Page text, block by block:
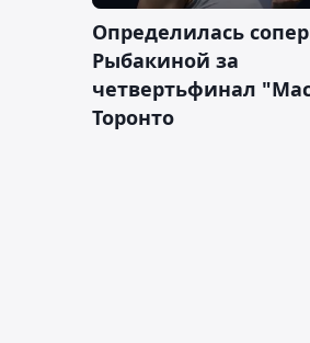
Определилась
Рыбакиной за
четвертьфинал
Торонто